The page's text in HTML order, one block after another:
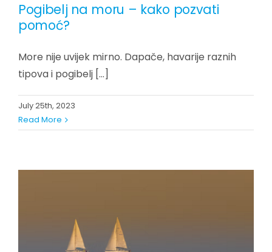
Pogibelj na moru – kako pozvati
pomoć?
More nije uvijek mirno. Dapače, havarije raznih
tipova i pogibelj [...]
July 25th, 2023
Read More